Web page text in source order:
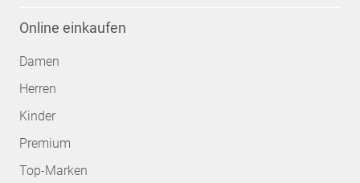
Online einkaufen
Damen
Herren
Kinder
Premium
Top-Marken